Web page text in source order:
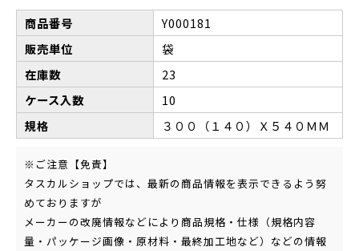
商品番号
Y000181
販売単位
袋
在庫数
23
ケース入数
10
規格
３００（１４０）Ｘ５４０ＭＭ
※ご注意【免責】
タスカルショップでは、最新の商品情報を表示できるよう努
めておりますが
メーカーの改廃情報などにより商品規格・仕様（規格内容
量・パッケージ画像・原材料・最終加工地など）などの情報